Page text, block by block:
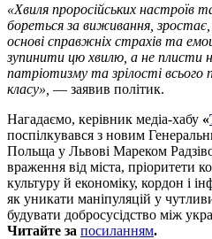
«Хвиля проросійських настроїв
бореться за виживання,
основі справжніх страхів та
зупинити цю хвилю, а не плисти
патріотизму та зрілості всього
класу», — заявив політик.
Нагадаємо, керівник медіа-хабу «
поспілкувався з новим
Польща у Львові Мареком
враження від міста, пріоритети
культуру й економіку, кордон і
як уникати маніпуляцій у
будувати добросусідство між
Читайте за посиланням.